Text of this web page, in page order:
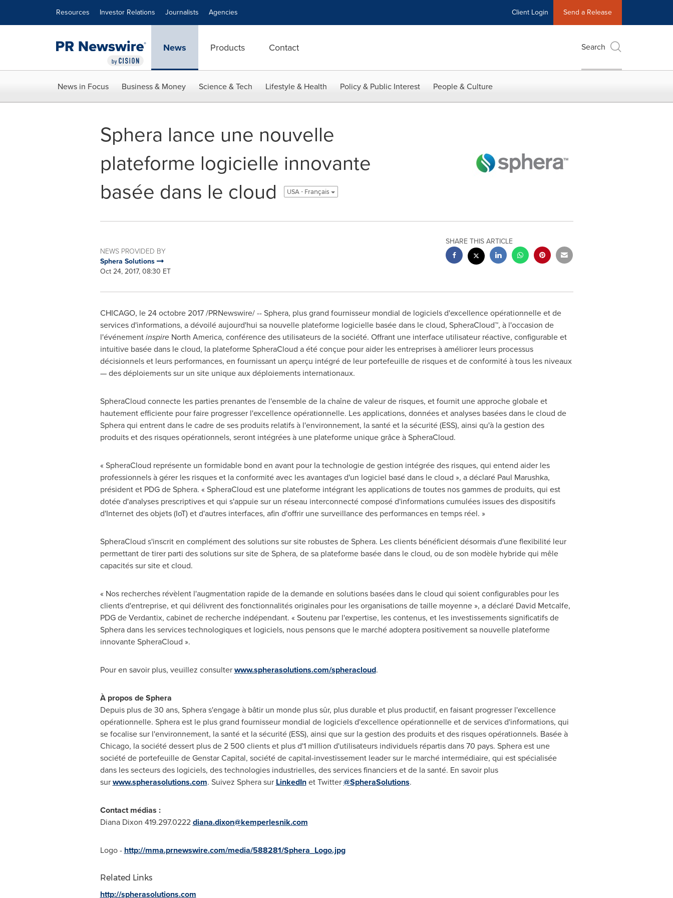
Resources Investor Relations Journalists Agencies Client Login Send a Release
News Products Contact Search
News in Focus Business & Money Science & Tech Lifestyle & Health Policy & Public Interest People & Culture
Sphera lance une nouvelle
plateforme logicielle innovante
basée dans le cloud
USA - Français
NEWS PROVIDED BY
Sphera Solutions
Oct 24, 2017, 08:30 ET
SHARE THIS ARTICLE
CHICAGO, le 24 octobre 2017 /PRNewswire/ -- Sphera, plus grand fournisseur mondial de logiciels d'excellence opérationnelle et de
services d'informations, a dévoilé aujourd'hui sa nouvelle plateforme logicielle basée dans le cloud, SpheraCloud™, à l'occasion de
l'événementinspire North America, conférence des utilisateurs de la société. Offrant une interface utilisateur réactive, configurable et
intuitive basée dans le cloud, la plateforme SpheraCloud a été conçue pour aider les entreprises à améliorer leurs processus
décisionnels et leurs performances, en fournissant un aperçu intégré de leur portefeuille de risques et de conformité à tous les niveaux
— des déploiements sur un site unique aux déploiements internationaux.
SpheraCloud connecte les parties prenantes de l'ensemble de la chaîne de valeur de risques, et fournit une approche globale et
hautement efficiente pour faire progresser l'excellence opérationnelle. Les applications, données et analyses basées dans le cloud de
Sphera qui entrent dans le cadre de ses produits relatifs à l'environnement, la santé et la sécurité (ESS), ainsi qu'à la gestion des
produits et des risques opérationnels, seront intégrées à une plateforme unique grâce à SpheraCloud.
« SpheraCloud représente un formidable bond en avant pour la technologie de gestion intégrée des risques, qui entend aider les
professionnels à gérer les risques et la conformité avec les avantages d'un logiciel basé dans le cloud », a déclaré Paul Marushka,
président et PDG de Sphera. « SpheraCloud est une plateforme intégrant les applications de toutes nos gammes de produits, qui est
dotée d'analyses prescriptives et qui s'appuie sur un réseau interconnecté composé d'informations cumulées issues des dispositifs
d'Internet des objets (IoT) et d'autres interfaces, afin d'offrir une surveillance des performances en temps réel. »
SpheraCloud s'inscrit en complément des solutions sur site robustes de Sphera. Les clients bénéficient désormais d'une flexibilité leur
permettant de tirer parti des solutions sur site de Sphera, de sa plateforme basée dans le cloud, ou de son modèle hybride qui mêle
capacités sur site et cloud.
« Nos recherches révèlent l'augmentation rapide de la demande en solutions basées dans le cloud qui soient configurables pour les
clients d'entreprise, et qui délivrent des fonctionnalités originales pour les organisations de taille moyenne », a déclaré David Metcalfe,
PDG de Verdantix, cabinet de recherche indépendant. « Soutenu par l'expertise, les contenus, et les investissements significatifs de
Sphera dans les services technologiques et logiciels, nous pensons que le marché adoptera positivement sa nouvelle plateforme
innovante SpheraCloud ».
Pour en savoir plus, veuillez consulterwww.spherasolutions.com/spheracloud.
À propos de Sphera
Depuis plus de 30 ans, Sphera s'engage à bâtir un monde plus sûr, plus durable et plus productif, en faisant progresser l'excellence
opérationnelle. Sphera est le plus grand fournisseur mondial de logiciels d'excellence opérationnelle et de services d'informations, qui
se focalise sur l'environnement, la santé et la sécurité (ESS), ainsi que sur la gestion des produits et des risques opérationnels. Basée à
Chicago, la société dessert plus de 2 500 clients et plus d'1 million d'utilisateurs individuels répartis dans 70 pays. Sphera est une
société de portefeuille de Genstar Capital, société de capital-investissement leader sur le marché intermédiaire, qui est spécialisée
dans les secteurs des logiciels, des technologies industrielles, des services financiers et de la santé. En savoir plus
surwww.spherasolutions.com. Suivez Sphera sur LinkedInet Twitter@SpheraSolutions.
Contact médias :
Diana Dixon 419.297.0222diana.dixon@kemperlesnik.com
Logo - http://mma.prnewswire.com/media/588281/Sphera_Logo.jpg
Related Links
http://spherasolutions.com